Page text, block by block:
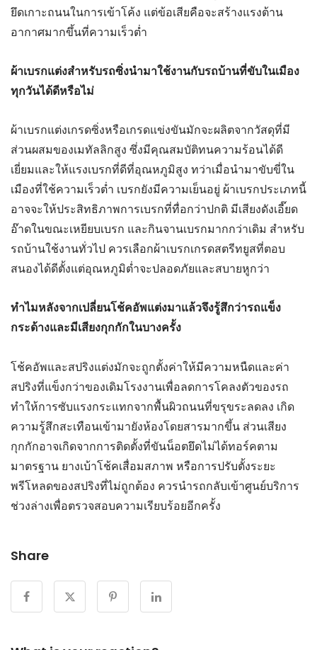
ยึดเกาะถนนในการเข้าโค้ง แต่ข้อเสียคือจะสร้างแรงต้าน
อากาศมากขึ้นที่ความเร็วต่ำ
ผ้าเบรกแต่งสำหรับรถซิ่งนำมาใช้งานกับรถบ้านที่ขับในเมือง
ทุกวันได้ดีหรือไม่
ผ้าเบรกแต่งเกรดซิ่งหรือเกรดแข่งขันมักจะผลิตจากวัสดุที่มี
ส่วนผสมของเมทัลลิกสูง ซึ่งมีคุณสมบัติทนความร้อนได้ดี
เยี่ยมและให้แรงเบรกที่ดีที่อุณหภูมิสูง ทว่าเมื่อนำมาขับขี่ใน
เมืองที่ใช้ความเร็วต่ำ เบรกยังมีความเย็นอยู่ ผ้าเบรกประเภทนี้
อาจจะให้ประสิทธิภาพการเบรกที่ทื่อกว่าปกติ มีเสียงดังเอี๊ยด
อ๊าดในขณะเหยียบเบรก และกินจานเบรกมากกว่าเดิม สำหรับ
รถบ้านใช้งานทั่วไป ควรเลือกผ้าเบรกเกรดสตรีทยูสที่ตอบ
สนองได้ดีตั้งแต่อุณหภูมิต่ำจะปลอดภัยและสบายหูกว่า
ทำไมหลังจากเปลี่ยนโช้คอัพแต่งมาแล้วจึงรู้สึกว่ารถแข็ง
กระด้างและมีเสียงกุกกักในบางครั้ง
โช้คอัพและสปริงแต่งมักจะถูกตั้งค่าให้มีความหนืดและค่า
สปริงที่แข็งกว่าของเดิมโรงงานเพื่อลดการโคลงตัวของรถ
ทำให้การซับแรงกระแทกจากพื้นผิวถนนที่ขรุขระลดลง เกิด
ความรู้สึกสะเทือนเข้ามายังห้องโดยสารมากขึ้น ส่วนเสียง
กุกกักอาจเกิดจากการติดตั้งที่ขันน็อตยึดไม่ได้ทอร์คตาม
มาตรฐาน ยางเบ้าโช้คเสื่อมสภาพ หรือการปรับตั้งระยะ
พรีโหลดของสปริงที่ไม่ถูกต้อง ควรนำรถกลับเข้าศูนย์บริการ
ช่วงล่างเพื่อตรวจสอบความเรียบร้อยอีกครั้ง
Share